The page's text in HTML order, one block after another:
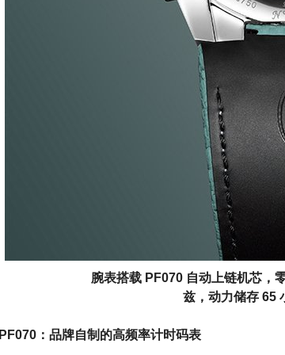
腕表搭载 PF070 自动上链机芯，
兹，动力储存 65
PF070：品牌自制的高频率计时码表